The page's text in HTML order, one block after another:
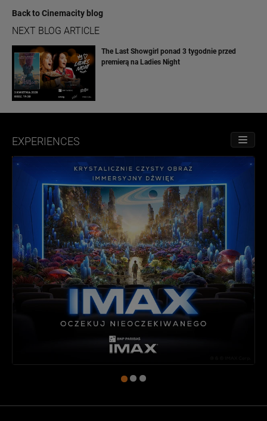
Back to Cinemacity blog
NEXT BLOG ARTICLE
The Last Showgirl ponad 3 tygodnie przed
premierą na Ladies Night
EXPERIENCES